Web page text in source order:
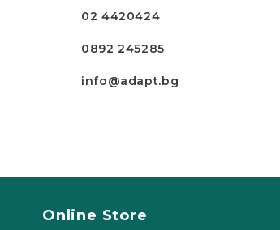
02 4420424
0892 245285
info@adapt.bg
Online Store